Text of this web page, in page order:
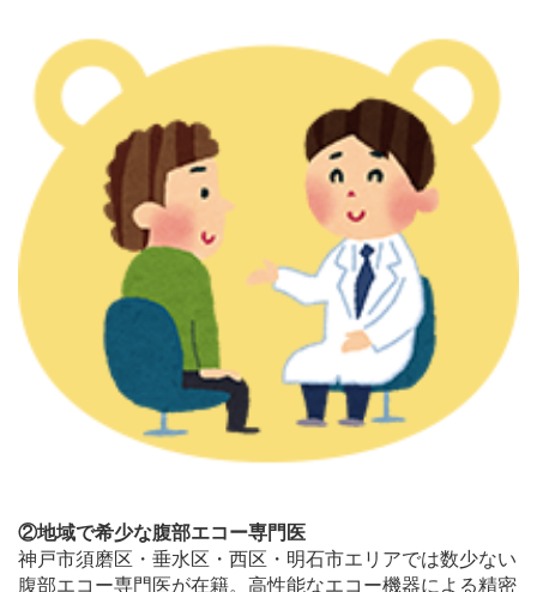
②地域で希少な腹部エコー専門医
神戸市須磨区・垂水区・西区・明石市エリアでは数少ない
腹部エコー専門医が在籍。高性能なエコー機器による精密